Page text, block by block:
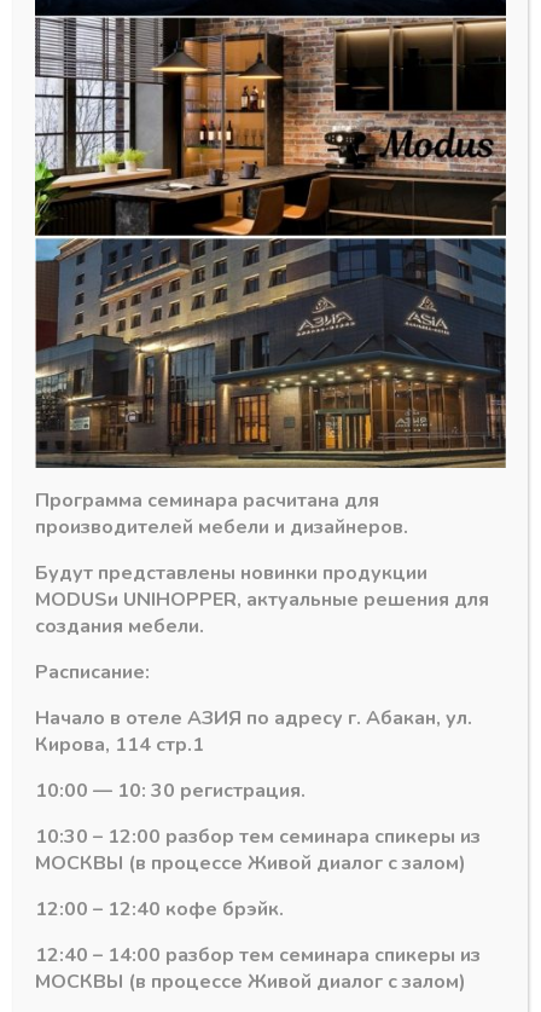
Направляющие шариковые Push
Super-Rail DTC H-45 мм 450 мм
(45 кг)
721,00₽
В наличии
-
товара
Направляющие
шариковые
Super-
Rail
DTC
45
450
мм
+ В корзину
Категория:Направляющие шариковые SUPER-RAIL DTC
Похожие товары
Программа семинара расчитана для
производителей мебели и дизайнеров.
Будут представлены новинки продукции
MODUSи UNIHOPPER, актуальные решения для
создания мебели.
Расписание:
Начало в отеле АЗИЯ по адресу г. Абакан, ул.
Кирова, 114 стр.1
10:00 — 10: 30 регистрация.
10:30 – 12:00 разбор тем семинара спикеры из
МОСКВЫ (в процессе Живой диалог с залом)
12:00 – 12:40 кофе брэйк.
12:40 – 14:00 разбор тем семинара спикеры из
МОСКВЫ (в процессе Живой диалог с залом)